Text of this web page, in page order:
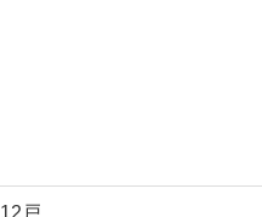
12戸